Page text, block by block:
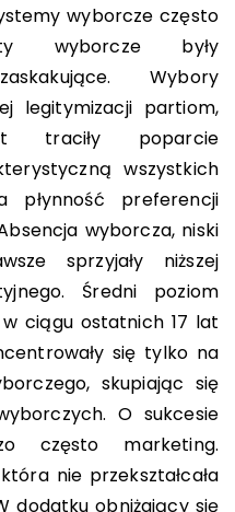
wyborcze często
wyborcze były
Wybory
legitymizacji partiom,
poparcie
wszystkich
płynność preferencji
wyborcza, niski
sprzyjały niższej
Średni poziom
ciągu ostatnich 17 lat
się tylko na
skupiając się
O sukcesie
często marketing.
nie przekształcała
dodatku obniżający się